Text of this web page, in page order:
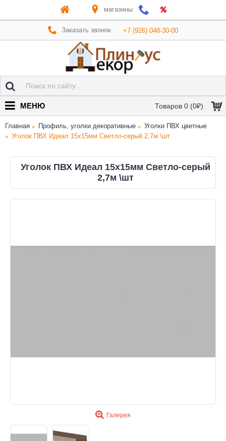
магазины
Заказать звонок +7 (926) 048-30-00
Товаров 0 (0₽)
МЕНЮ
Главная Профиль, уголки декоративные
Уголки ПВХ цветные
Уголок ПВХ Идеал 15х15мм Светло-серый 2,7м \шт
Уголок ПВХ Идеал 15х15мм Светло-серый
2,7м \шт
Галерея